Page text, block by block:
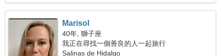
Marisol
40年, 獅子座
我正在尋找一個善良的人一起旅行
Salinas de Hidalgo